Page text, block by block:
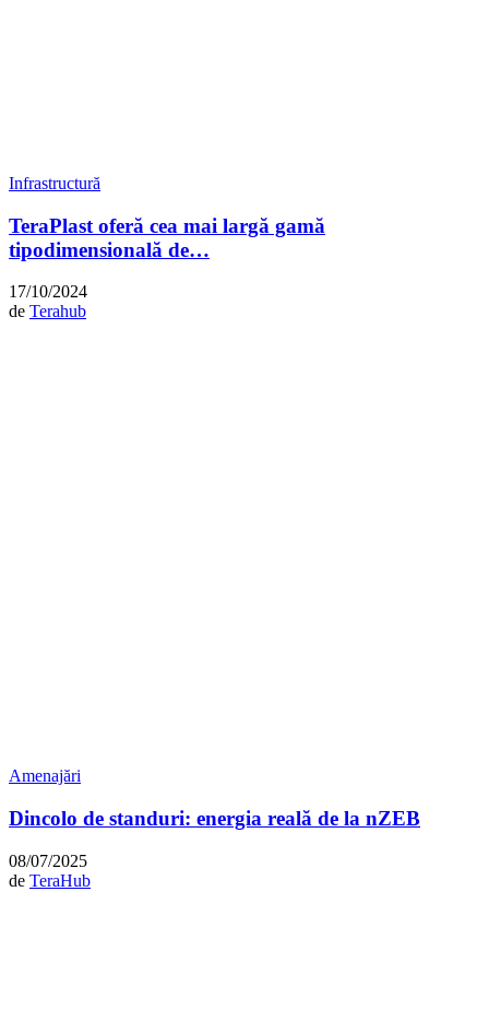
Infrastructură
TeraPlast oferă cea mai largă gamă
tipodimensională de…
17/10/2024
de Terahub
Amenajări
Dincolo de standuri: energia reală de la nZEB
08/07/2025
de TeraHub